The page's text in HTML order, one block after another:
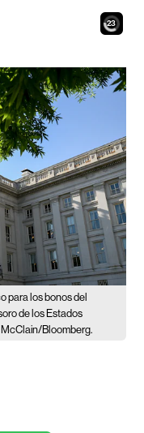
21
para los bonos del
de los Estados
McClain/Bloomberg.